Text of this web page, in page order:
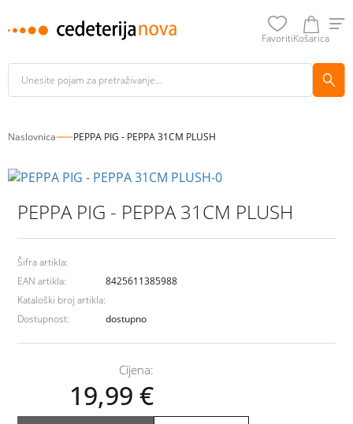
FavoritiKošarica
Naslovnica PEPPA PIG - PEPPA 31CM PLUSH
PEPPA PIG - PEPPA 31CM PLUSH
Šifra artikla:
EAN artikla:
Kataloški broj artikla:
Dostupnost:
8425611385988
dostupno
Cijena:
19,99 €